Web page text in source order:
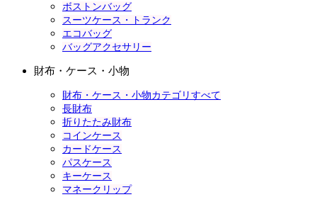
ボストンバッグ
スーツケース・トランク
エコバッグ
バッグアクセサリー
財布・ケース・小物
財布・ケース・小物カテゴリすべて
長財布
折りたたみ財布
コインケース
カードケース
パスケース
キーケース
マネークリップ